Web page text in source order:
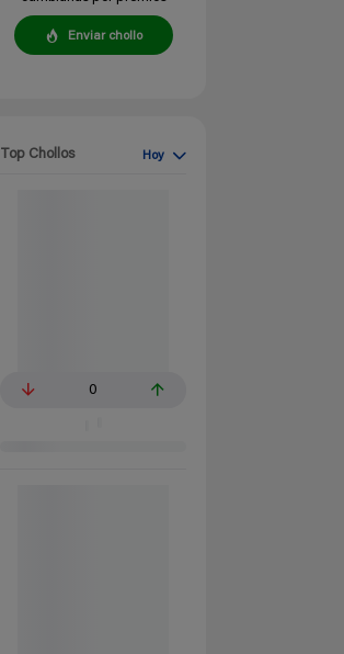
Enviar chollo
Top Chollos Hoy
0